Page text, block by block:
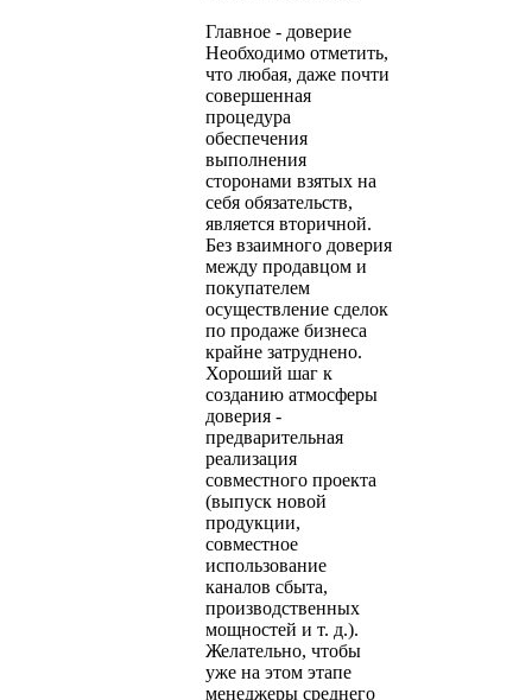
Главное - доверие
Необходимо отметить,
что любая, даже почти
совершенная
процедура
обеспечения
выполнения
сторонами взятых на
себя обязательств,
является вторичной.
Без взаимного доверия
между продавцом и
покупателем
осуществление сделок
по продаже бизнеса
крайне затруднено.
Хороший шаг к
созданию атмосферы
доверия -
предварительная
реализация
совместного проекта
(выпуск новой
продукции,
совместное
использование
каналов сбыта,
производственных
мощностей и т. д.).
Желательно, чтобы
уже на этом этапе
менеджеры среднего